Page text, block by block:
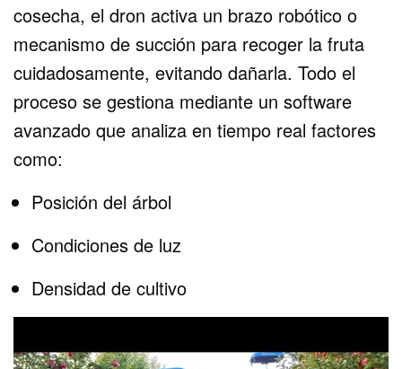
cosecha, el dron activa un brazo robótico o
mecanismo de succión para recoger la fruta
cuidadosamente, evitando dañarla. Todo el
proceso se gestiona mediante un software
avanzado que analiza en tiempo real factores
como:
Posición del árbol
Condiciones de luz
Densidad de cultivo